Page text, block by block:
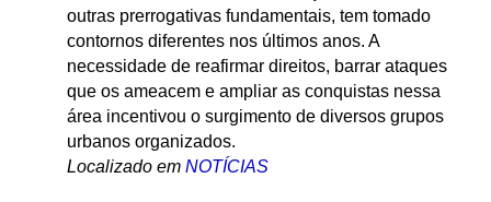
outras prerrogativas fundamentais, tem tomado
contornos diferentes nos últimos anos. A
necessidade de reafirmar direitos, barrar ataques
que os ameacem e ampliar as conquistas nessa
área incentivou o surgimento de diversos grupos
urbanos organizados.
Localizado em NOTÍCIAS